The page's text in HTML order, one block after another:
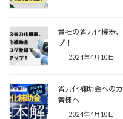
貴社の省力化機器
プ！
2024年4月10日
省力化補助金への
者様へ
2024年4月10日